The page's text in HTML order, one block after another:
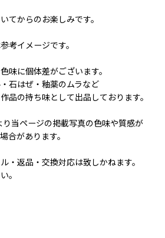
てからのお楽しみです。
考イメージです。
味に個体差がございます。
石はぜ・釉薬のムラなど
品の持ち味として出品しております。
当ページの掲載写真の色味や質感が
合があります。
・返品・交換対応は致しかねます。
。